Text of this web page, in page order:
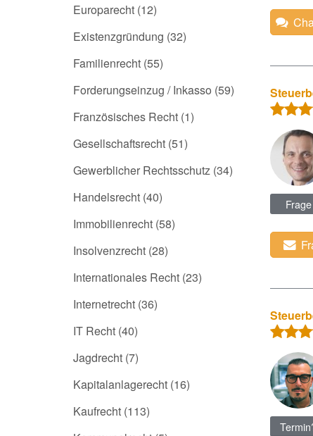
Europarecht (12)
Existenzgründung (32)
Familienrecht (55)
Forderungseinzug / Inkasso (59)
Französisches Recht (1)
Gesellschaftsrecht (51)
Gewerblicher Rechtsschutz (34)
Handelsrecht (40)
Immobilienrecht (58)
Insolvenzrecht (28)
Internationales Recht (23)
Internetrecht (36)
IT Recht (40)
Jagdrecht (7)
Kapitalanlagerecht (16)
Kaufrecht (113)
Frage